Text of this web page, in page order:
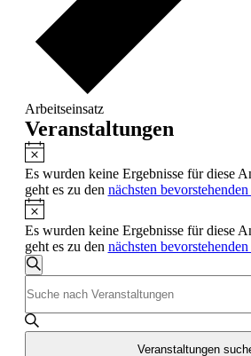
Arbeitseinsatz
Veranstaltungen
Hinweis
Es wurden keine Ergebnisse für diese
geht es zu den nächsten
Hinweis
Es wurden keine Ergebnisse für diese
geht es zu den nächsten
Veranstaltungen
Suche
und
Ansichten,
Suche
Schlüsselwort
eingeben.
Suche
Veranstaltungen